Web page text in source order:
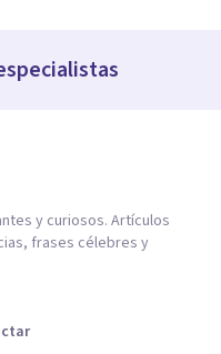
y curiosos. Artículos
frases célebres y